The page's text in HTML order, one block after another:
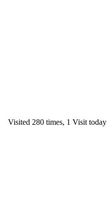
Visited 280 times, 1 Visit today